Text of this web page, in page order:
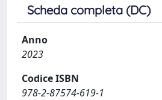
Scheda completa (DC)
Anno
2023
Codice ISBN
978-2-87574-619-1